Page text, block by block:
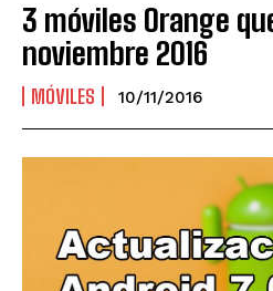
3 móviles Orange
noviembre 2016
MÓVILES 10/11/2016